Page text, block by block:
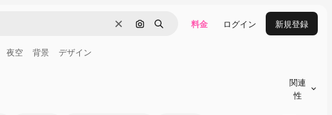
消去 画像で検索
検索 料金 ログイン 新規登録
夜空 背景 デザイン
関連
性